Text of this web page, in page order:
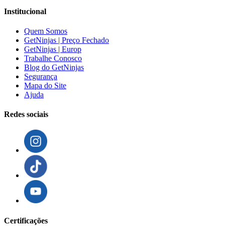
Institucional
Quem Somos
GetNinjas | Preço Fechado
GetNinjas | Europ
Trabalhe Conosco
Blog do GetNinjas
Segurança
Mapa do Site
Ajuda
Redes sociais
Certificações